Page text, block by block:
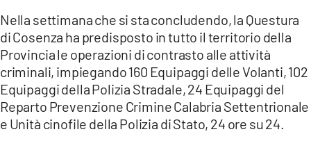
LACONAIR.IT
LACITYMAG.IT
ILREGGINO.IT
COSENZACHANNEL.IT
ILVIBONESE.IT
Nella settimana che si sta concludendo, la Questura
di Cosenza ha predisposto in tutto il territorio della
Provincia le operazioni di contrasto alle attività
criminali, impiegando 160 Equipaggi delle Volanti, 102
Equipaggi della Polizia Stradale, 24 Equipaggi del
Reparto Prevenzione Crimine Calabria Settentrionale
e Unità cinofile della Polizia di Stato, 24 ore su 24.